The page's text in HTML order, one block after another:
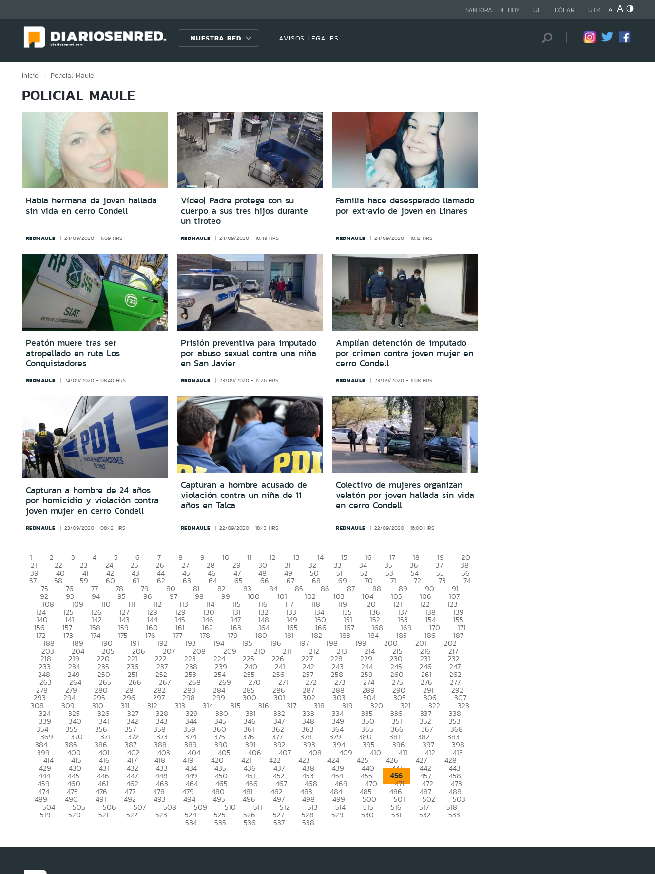
SANTORAL DE HOY: UF: DÓLAR: UTM:
NUESTRA RED AVISOS LEGALES
Inicio Policial Maule
POLICIAL MAULE
Habla hermana de joven hallada
sin vida en cerro Condell
REDMAULE 24/09/2020 - 11:09 HRS
Vídeo| Padre protege con su
cuerpo a sus tres hijos durante
un tiroteo
REDMAULE 24/09/2020 - 10:49 HRS
Familia hace desesperado llamado
por extravío de joven en Linares
REDMAULE 24/09/2020 - 10:12 HRS
Peatón muere tras ser
atropellado en ruta Los
Conquistadores
REDMAULE 24/09/2020 - 08:40 HRS
Prisión preventiva para imputado
por abuso sexual contra una niña
en San Javier
REDMAULE 23/09/2020 - 15:26 HRS
Amplían detención de imputado
por crimen contra joven mujer en
cerro Condell
REDMAULE 23/09/2020 - 11:08 HRS
Capturan a hombre de 24 años
por homicidio y violación contra
joven mujer en cerro Condell
REDMAULE 23/09/2020 - 08:42 HRS
Capturan a hombre acusado de
violación contra un niña de 11
años en Talca
REDMAULE 22/09/2020 - 18:43 HRS
Colectivo de mujeres organizan
velatón por joven hallada sin vida
en cerro Condell
REDMAULE 22/09/2020 - 16:00 HRS
1 2 3 4 5 6 7 8 9 10 11 12 13 14 15 16 17 18 19 20
21 22 23 24 25 26 27 28 29 30 31 32 33 34 35 36 37 38
39 40 41 42 43 44 45 46 47 48 49 50 51 52 53 54 55 56
57 58 59 60 61 62 63 64 65 66 67 68 69 70 71 72 73 74
75 76 77 78 79 80 81 82 83 84 85 86 87 88 89 90 91
92 93 94 95 96 97 98 99 100 101 102 103 104 105 106 107
108 109 110 111 112 113 114 115 116 117 118 119 120 121 122 123
124 125 126 127 128 129 130 131 132 133 134 135 136 137 138 139
140 141 142 143 144 145 146 147 148 149 150 151 152 153 154 155
156 157 158 159 160 161 162 163 164 165 166 167 168 169 170 171
172 173 174 175 176 177 178 179 180 181 182 183 184 185 186 187
188 189 190 191 192 193 194 195 196 197 198 199 200 201 202
203 204 205 206 207 208 209 210 211 212 213 214 215 216 217
218 219 220 221 222 223 224 225 226 227 228 229 230 231 232
233 234 235 236 237 238 239 240 241 242 243 244 245 246 247
248 249 250 251 252 253 254 255 256 257 258 259 260 261 262
263 264 265 266 267 268 269 270 271 272 273 274 275 276 277
278 279 280 281 282 283 284 285 286 287 288 289 290 291 292
293 294 295 296 297 298 299 300 301 302 303 304 305 306 307
308 309 310 311 312 313 314 315 316 317 318 319 320 321 322 323
324 325 326 327 328 329 330 331 332 333 334 335 336 337 338
339 340 341 342 343 344 345 346 347 348 349 350 351 352 353
354 355 356 357 358 359 360 361 362 363 364 365 366 367 368
369 370 371 372 373 374 375 376 377 378 379 380 381 382 383
384 385 386 387 388 389 390 391 392 393 394 395 396 397 398
399 400 401 402 403 404 405 406 407 408 409 410 411 412 413
414 415 416 417 418 419 420 421 422 423 424 425 426 427 428
429 430 431 432 433 434 435 436 437 438 439 440 441 442 443
444 445 446 447 448 449 450 451 452 453 454 455 456 457 458
459 460 461 462 463 464 465 466 467 468 469 470 471 472 473
474 475 476 477 478 479 480 481 482 483 484 485 486 487 488
489 490 491 492 493 494 495 496 497 498 499 500 501 502 503
504 505 506 507 508 509 510 511 512 513 514 515 516 517 518
519 520 521 522 523 524 525 526 527 528 529 530 531 532 533
534 535 536 537 538